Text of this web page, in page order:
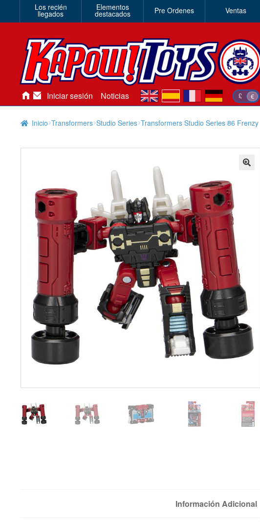
Los recién
llegados
Elementos
destacados Pre Ordenes Ventas
Iniciar sesión Noticias £ €
en es de
Inicio Transformers Studio Series Transformers Studio Series 86 Frenzy
Información Adicional